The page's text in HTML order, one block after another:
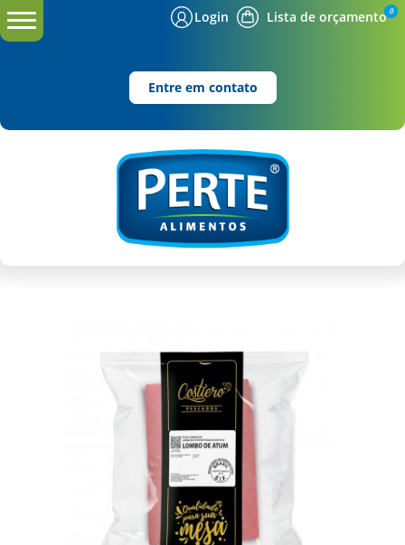
Login Lista de orçamento 0
Entre em contato